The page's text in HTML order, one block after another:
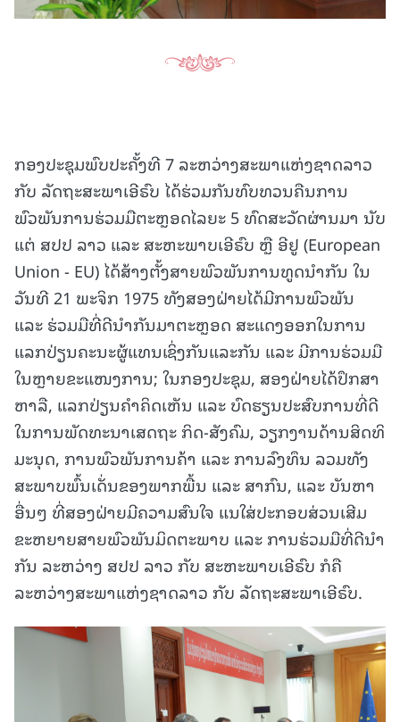
ກອງປະຊຸມພົບປະຄັ້ງທີ 7 ລະຫວ່າງສະພາແຫ່ງຊາດລາວ
ກັບ ລັດຖະສະພາເອີຣົບ ໄດ້ຮ່ວມກັນທົບທວນຄືນການ
ພົວພັນການຮ່ວມມືຕະຫຼອດໄລຍະ 5 ທົດສະວັດຜ່ານມາ ນັບ
ແຕ່ ສປປ ລາວ ແລະ ສະຫະພາບເອີຣົບ ຫຼື ອີຢູ (European
Union - EU) ໄດ້ສ້າງຕັ້ງສາຍພົວພັນການທູດນໍາກັນ ໃນ
ວັນທີ 21 ພະຈິກ 1975 ທັງສອງຝ່າຍໄດ້ມີການພົວພັນ
ແລະ ຮ່ວມມືທີ່ດີນໍາກັນມາຕະຫຼອດ ສະແດງອອກໃນການ
ແລກປ່ຽນຄະນະຜູ້ແທນເຊິ່ງກັນແລະກັນ ແລະ ມີການຮ່ວມມື
ໃນຫຼາຍຂະແໜງການ; ໃນກອງປະຊຸມ, ສອງຝ່າຍໄດ້ປຶກສາ
ຫາລື, ແລກປ່ຽນຄຳຄິດເຫັນ ແລະ ບົດຮຽນປະສົບການທີ່ດີ
ໃນການພັດທະນາເສດຖະ ກິດ-ສັງຄົມ, ວຽກງານດ້ານສິດທິ
ມະນຸດ, ການພົວພັນການຄ້າ ແລະ ການລົງທຶນ ລວມທັງ
ສະພາບພົ້ນເດັ່ນຂອງພາກພື້ນ ແລະ ສາກົນ, ແລະ ບັນຫາ
ອື່ນໆ ທີ່ສອງຝ່າຍມີຄວາມສົນໃຈ ແນໃສ່ປະກອບສ່ວນເສີມ
ຂະຫຍາຍສາຍພົວພັນມິດຕະພາບ ແລະ ການຮ່ວມມືທີ່ດີນຳ
ກັນ ລະຫວ່າງ ສປປ ລາວ ກັບ ສະຫະພາບເອີຣົບ ກໍຄື
ລະຫວ່າງສະພາແຫ່ງຊາດລາວ ກັບ ລັດຖະສະພາເອີຣົບ.